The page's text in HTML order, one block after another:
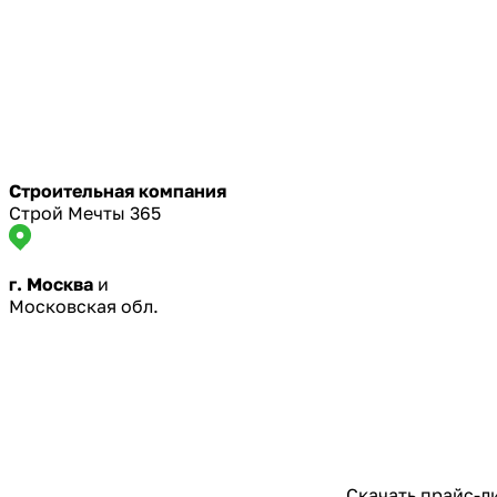
Строительная компания
Строй Мечты 365
г. Москва и
Московская обл.